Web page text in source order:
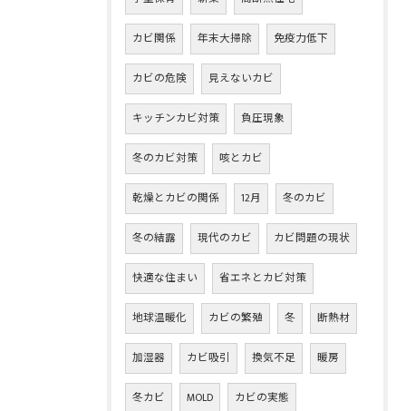
カビ関係 年末大掃除 免疫力低下
カビの危険 見えないカビ
キッチンカビ対策 負圧現象
冬のカビ対策 咳とカビ
乾燥とカビの関係 12月 冬のカビ
冬の結露 現代のカビ カビ問題の現状
快適な住まい 省エネとカビ対策
地球温暖化 カビの繁殖 冬 断熱材
加湿器 カビ吸引 換気不足 暖房
冬カビ MOLD カビの実態